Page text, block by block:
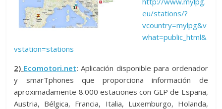
eu/stations/?
vcountry=mylpg&v
what=public_html&
vstation=stations
2) Ecomotori.net:Aplicación disponible para ordenador
y smarTphones que proporciona información de
aproximadamente 8.000 estaciones con GLP de España,
Austria, Bélgica, Francia, Italia, Luxemburgo, Holanda,